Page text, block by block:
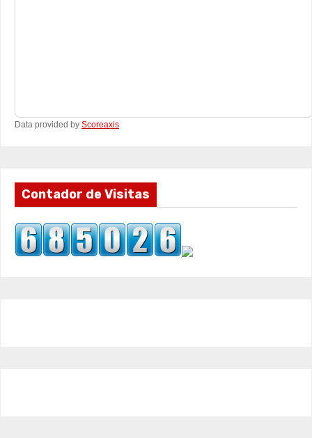
Data provided by Scoreaxis
Contador de Visitas